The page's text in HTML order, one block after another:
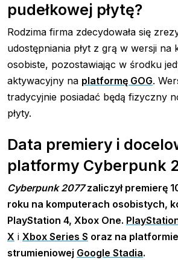
pudełkowej płytę?
Rodzima firma zdecydowała się
udostępniania płyt z grą w wersji na
osobiste, pozostawiając w środku
aktywacyjny na platformę GOG.
tradycyjnie posiadać będą fizyczny
płyty.
Data premiery i
platformy Cyberpunk
Cyberpunk 2077zaliczył premierę
roku na komputerach osobistych,
PlayStation 4, Xbox One.
X i Xbox Series S oraz na platformie
strumieniowej Google Stadia.